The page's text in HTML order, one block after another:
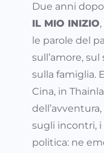
Due anni
IL MIO INIZIO
le parole del
sull’amore,
sulla famiglia.
Cina, in
sugli incontri, i
politica: ne